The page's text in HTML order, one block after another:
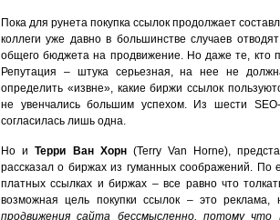
Пока для рунета покупка ссылок продолжает
коллеги уже давно в большинстве случаев
общего бюджета на продвижение. Но даже те, кто
Репутация – штука серьезная, на нее не
определить «извне», какие биржи ссылок
не увенчались большим успехом. Из шести
согласилась лишь одна.
Но иТерри Ван Хорн (Terry Van Horne),
рассказал о биржах из гуманных соображений. По
платных ссылках и биржах – все равно что
возможная цель покупки ссылок – это
продвижения сайта бессмысленно, потому